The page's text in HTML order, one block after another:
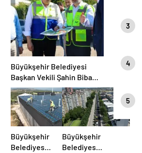
3
4
5
Araç
Büyükşehir Belediyesi
Başkan Vekili Şahin Biba
“Şehir Hastanesi Otoparkı
Bu Ay Hizmete Açılacak”
Büyükşehir
Belediyesi’nden
Büyükşehir
Belediyesi’nden